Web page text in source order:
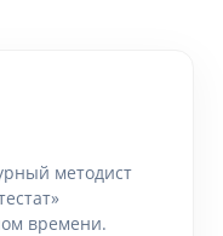
методист
времени.